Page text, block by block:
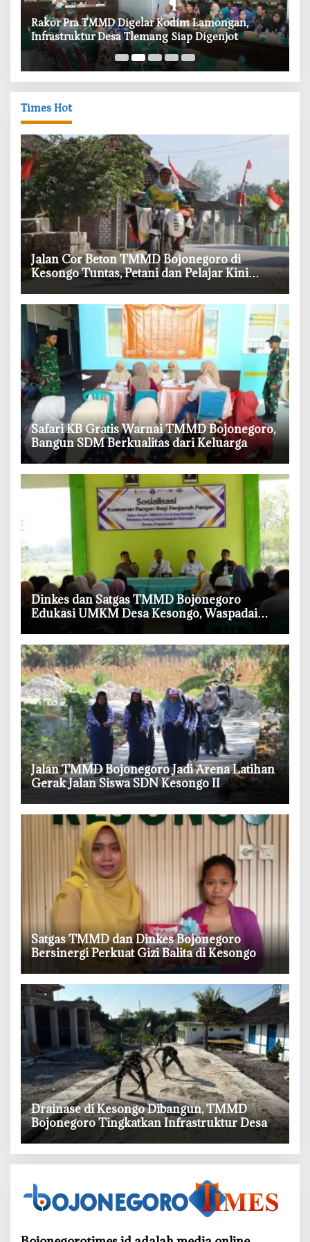
‎Rakor Pra TMMD Digelar Kodim Lamongan,
Infrastruktur Desa Tlemang Siap Digenjot
Times Hot
‎Jalan Cor Beton TMMD Bojonegoro di
Kesongo Tuntas, Petani dan Pelajar Kini
‎Safari KB Gratis Warnai TMMD Bojonegoro,
Bangun SDM Berkualitas dari Keluarga
‎Dinkes dan Satgas TMMD Bojonegoro
Edukasi UMKM Desa Kesongo, Waspadai
Boraks dan Formalin
‎Jalan TMMD Bojonegoro Jadi Arena Latihan
Gerak Jalan Siswa SDN Kesongo II
‎Satgas TMMD dan Dinkes Bojonegoro
Bersinergi Perkuat Gizi Balita di Kesongo
‎Drainase di Kesongo Dibangun, TMMD
Bojonegoro Tingkatkan Infrastruktur Desa